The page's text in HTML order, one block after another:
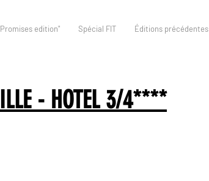
edition" Spécial FIT Éditions précédentes
- HOTEL 3/4****